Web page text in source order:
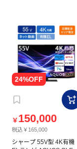
￥ 150,000
税込￥165,000
シャープ 55V型 4K有機